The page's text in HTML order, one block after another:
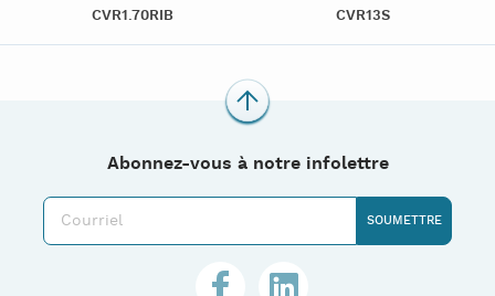
CVR1.70RIB CVR13S
Abonnez-vous à notre infolettre